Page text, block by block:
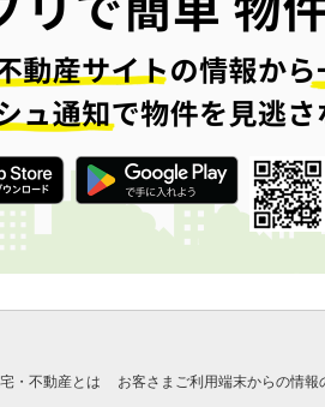
・不動産とは お客さまご利用端末からの情報